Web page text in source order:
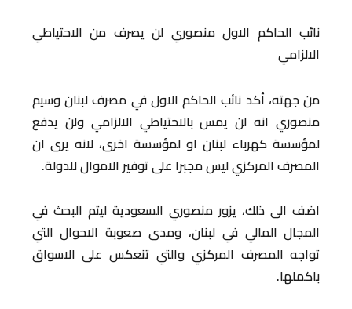
نائب الحاكم الاول منصوري لن يصرف من الاحتياطي
الالزامي
من جهته، أكد نائب الحاكم الاول في مصرف لبنان وسيم
منصوري انه لن يمس بالاحتياطي الالزامي ولن يدفع
لمؤسسة كهرباء لبنان او لمؤسسة اخرى، لانه يرى ان
المصرف المركزي ليس مجبرا على توفير الاموال للدولة.
اضف الى ذلك، يزور منصوري السعودية ليتم البحث في
المجال المالي في لبنان، ومدى صعوبة الاحوال التي
تواجه المصرف المركزي والتي تنعكس على الاسواق
باكملها.